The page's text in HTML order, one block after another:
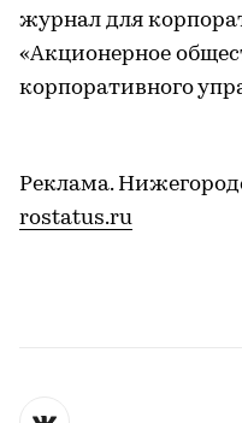
журнал для
«Акционерное
корпоративного
Реклама.
rostatus.ru